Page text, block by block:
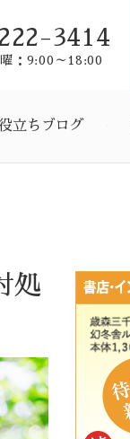
3414
：9:00～18:00
立ちブログ
処